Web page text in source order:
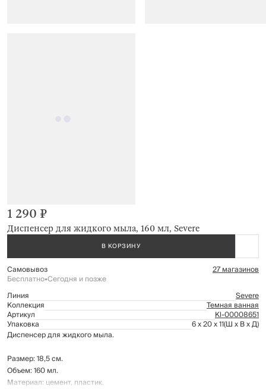
Диспенсер для жидкого мыла, 160 мл, Severe
1 290 ₽
В КОРЗИНУ
Самовывоз 27 магазинов
Бесплатно•Сегодня и позже
Линия
Severe
Коллекция Темная ванная
Артикул Kl-00008651
Упаковка 6 x 20 x 11(Ш x В x Д)
Диспенсер для жидкого мыла.
Размер: 18,5 см.
Объем: 160 мл.
Материал: цемент, пластик.